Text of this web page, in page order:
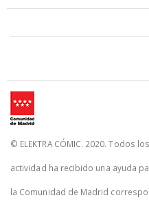
© ELEKTRA CÓMIC. 2020. Todos
actividad ha recibido una ayuda
la Comunidad de Madrid